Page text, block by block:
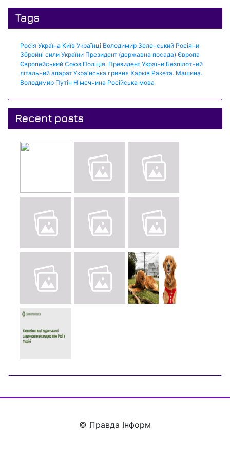
Tags
Росія Україна Київ Українці Володимир Зеленський Росіяни
Збройні сили України Президент (державна посада) Європа
Європейський Союз Поліція. Президент України Безпілотний
літальний апарат Українська гривня Харків Ракета. Машина.
Володимир Путін Німеччина Російська мова
Recent posts
© Правда Інформ